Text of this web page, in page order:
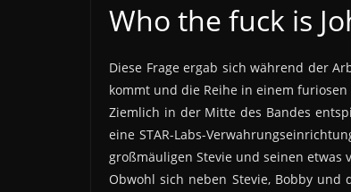
Who the fuck is
Diese Frage ergab sich während der
kommt und die Reihe in einem
Ziemlich in der Mitte des Bandes
eine STAR-Labs-
großmäuligen Stevie und seinen etwas
Obwohl sich neben Stevie, Bobby und